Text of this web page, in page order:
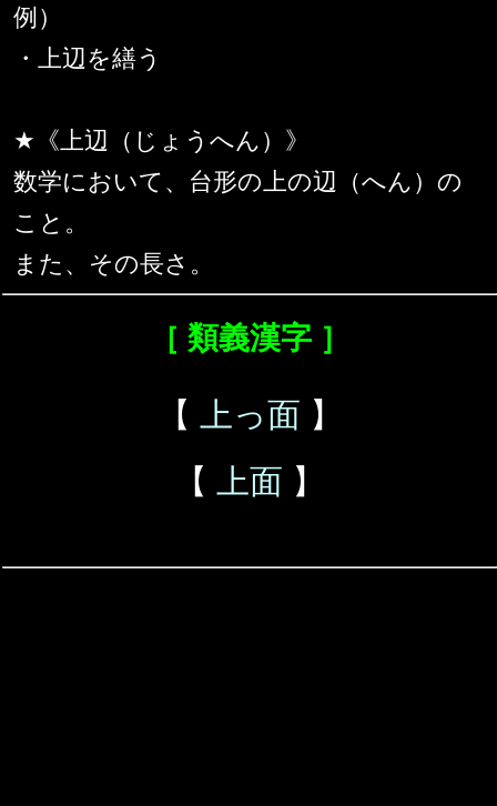
例）
・上辺を繕う
★《上辺（じょうへん）》
数学において、台形の上の辺（へん）の
こと。
また、その長さ。
［ 類義漢字 ］
【 上っ面 】
【
上面 】